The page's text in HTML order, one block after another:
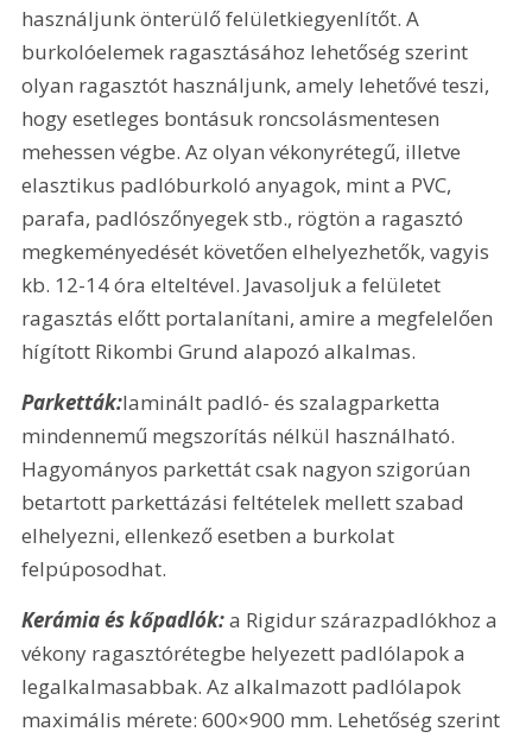
használjunk önterülő felületkiegyenlítőt. A
burkolóelemek ragasztásához lehetőség szerint
olyan ragasztót használjunk, amely lehetővé teszi,
hogy esetleges bontásuk roncsolásmentesen
mehessen végbe. Az olyan vékonyrétegű, illetve
elasztikus padlóburkoló anyagok, mint a PVC,
parafa, padlószőnyegek stb., rögtön a ragasztó
megkeményedését követően elhelyezhetők, vagyis
kb. 12-14 óra elteltével. Javasoljuk a felületet
ragasztás előtt portalanítani, amire a megfelelően
hígított Rikombi Grund alapozó alkalmas.
Parketták:laminált padló- és szalagparketta
mindennemű megszorítás nélkül használható.
Hagyományos parkettát csak nagyon szigorúan
betartott parkettázási feltételek mellett szabad
elhelyezni, ellenkező esetben a burkolat
felpúposodhat.
Kerámia és kőpadlók: a Rigidur szárazpadlókhoz a
vékony ragasztórétegbe helyezett padlólapok a
legalkalmasabbak. Az alkalmazott padlólapok
maximális mérete: 600×900 mm. Lehetőség szerint